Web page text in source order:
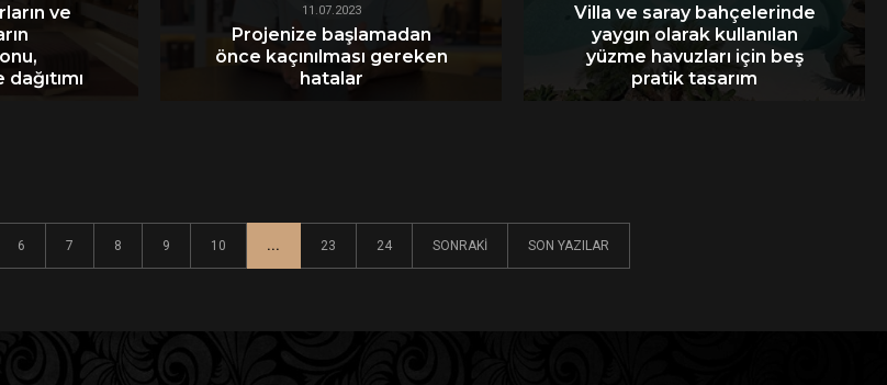
ve
11.07.2023
Projenize başlamadan
önce kaçınılması gereken
hatalar
Villa ve saray bahçelerinde
yaygın olarak kullanılan
yüzme havuzları için beş
pratik tasarım
6 7 8 9 10 ... 23 24 SONRAKI SON YAZILAR